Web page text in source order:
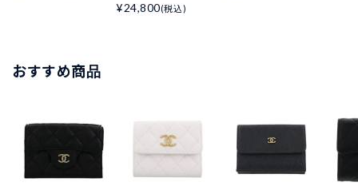
¥24,800(税込)
おすすめ商品